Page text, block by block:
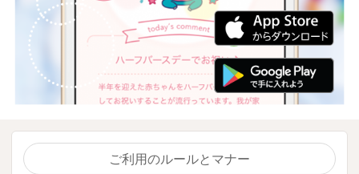
ご利用のルールとマナー